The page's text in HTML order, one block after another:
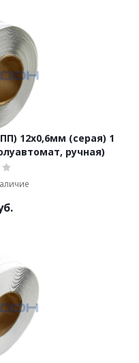
12х0,6мм (серая) 1
ручная)